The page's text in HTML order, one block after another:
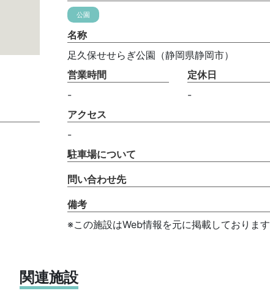
公園
名称
足久保せせらぎ公園（静岡県静岡市）
営業時間
-
定休日
-
アクセス
-
駐車場について
問い合わせ先
備考
※この施設はWeb情報を元に掲載しております
関連施設